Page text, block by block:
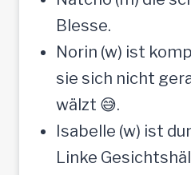
Blesse.
Norin (w) ist
sie sich nicht
wälzt 😅.
Isabelle (w) ist
Linke